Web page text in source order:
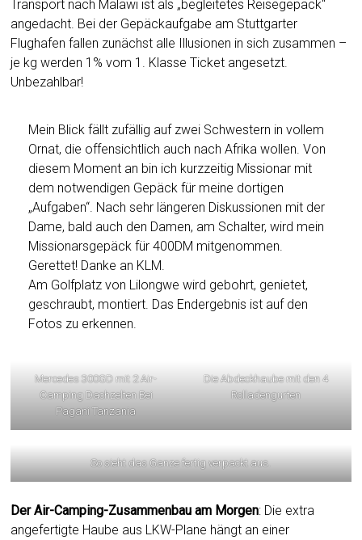
Transport nach Malawi ist als „begleitetes Reisegepäck“
angedacht. Bei der Gepäckaufgabe am Stuttgarter
Flughafen fallen zunächst alle Illusionen in sich zusammen –
je kg werden 1% vom 1. Klasse Ticket angesetzt.
Unbezahlbar!
Mein Blick fällt zufällig auf zwei Schwestern in vollem
Ornat, die offensichtlich auch nach Afrika wollen. Von
diesem Moment an bin ich kurzzeitig Missionar mit
dem notwendigen Gepäck für meine dortigen
„Aufgaben“. Nach sehr längeren Diskussionen mit der
Dame, bald auch den Damen, am Schalter, wird mein
Missionarsgepäck für 400DM mitgenommen.
Gerettet! Danke an KLM.
Am Golfplatz von Lilongwe wird gebohrt, genietet,
geschraubt, montiert. Das Endergebnis ist auf den
Fotos zu erkennen.
Mercedes 300GD mit 2 Air-
Camping Dachzelten Bei
Pagani Tanzania
Die Abdeckhaube mit den 4
Rolladengurten
So sieht das Ganze fertig verpackt aus.
Der Air-Camping-Zusammenbau am Morgen: Die extra
angefertigte Haube aus LKW-Plane hängt an einer